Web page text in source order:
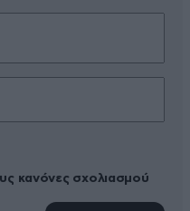
κανόνες σχολιασμού